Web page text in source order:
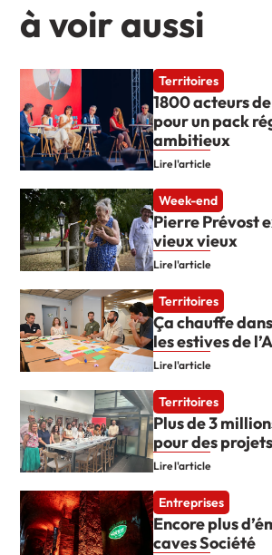
à voir aussi
Territoires
1800 acteurs
pour un pack
ambitieux
Lire l'article
Week-end
Pierre Prévost
vieux vieux
Lire l'article
Territoires
Ça chauffe
les estives de
Lire l'article
Territoires
Plus de 3
pour des
Lire l'article
Entreprises
Encore plus
caves Société